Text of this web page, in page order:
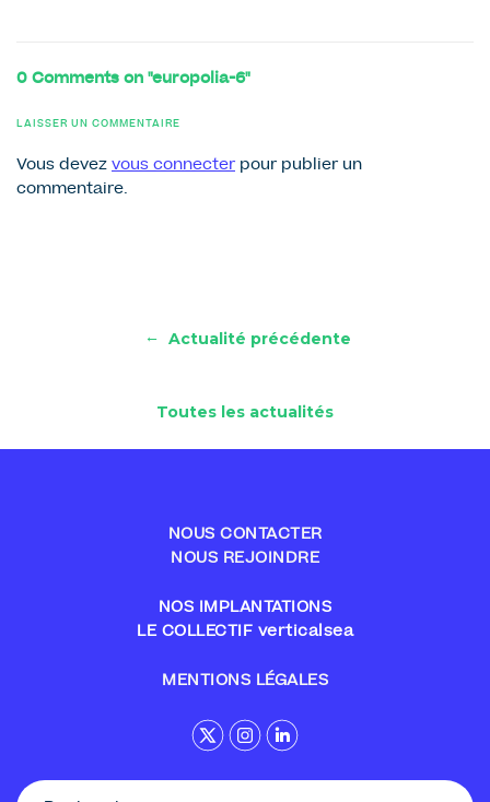
0 Comments on "europolia-6"
LAISSER UN COMMENTAIRE
Vous devez vous connecter pour publier un
commentaire.
← Actualité précédente
Toutes les actualités
NOUS CONTACTER
NOUS REJOINDRE
NOS IMPLANTATIONS
LE COLLECTIF verticalsea
MENTIONS LÉGALES